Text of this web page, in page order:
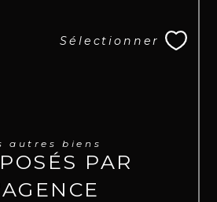
Sélectionner
autres biens
PAR